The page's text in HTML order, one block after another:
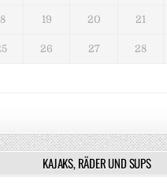
19 20 21
26 27 28
KAJAKS, RÄDER UND SUPS